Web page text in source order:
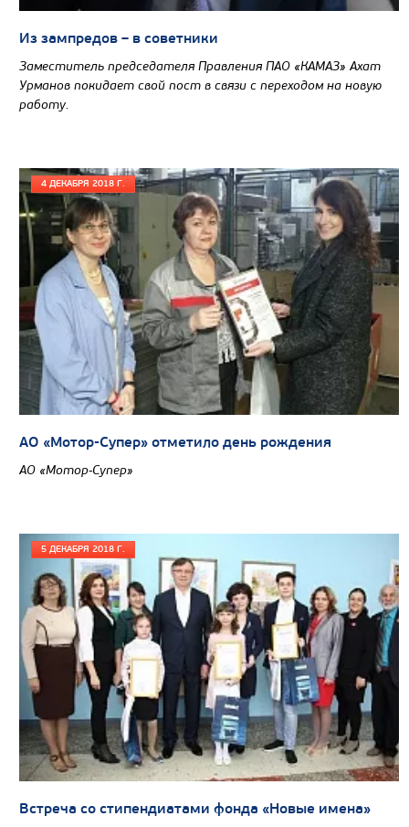
Цена по запросу
Производитель
Экологический класс
Грузоподъемность, кг
Вместимость кузова, м3
Колесная формула
Из зампредов – в советники
Заместитель председателя Правления ПАО «КАМАЗ» Ахат
Урманов покидает свой пост в связи с переходом на новую
работу.
4 ДЕКАБРЯ 2018 Г.
АО «Мотор-Супер» отметило день рождения
АО «Мотор-Супер»
5 ДЕКАБРЯ 2018 Г.
Встреча со стипендиатами фонда «Новые имена»